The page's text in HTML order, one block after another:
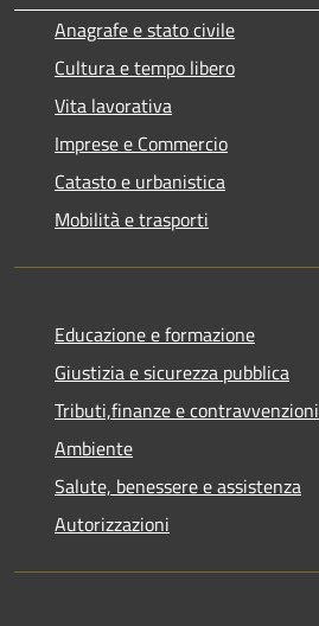
Anagrafe e stato civile
Cultura e tempo libero
Vita lavorativa
Imprese e Commercio
Catasto e urbanistica
Mobilità e trasporti
Educazione e formazione
Giustizia e sicurezza pubblica
Tributi,finanze e contravvenzioni
Ambiente
Salute, benessere e assistenza
Autorizzazioni